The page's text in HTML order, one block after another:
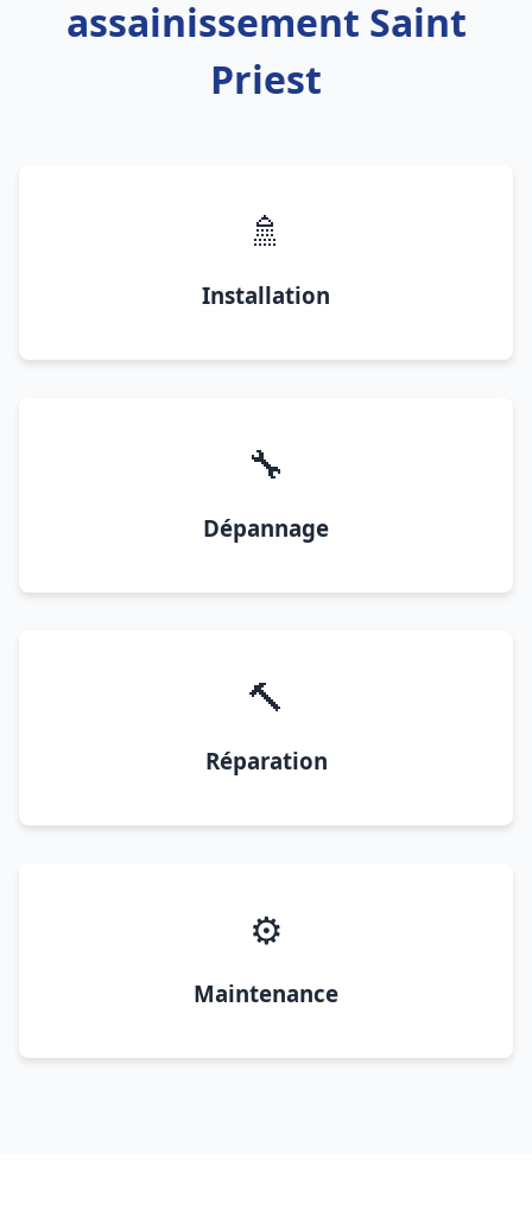
assainissement Saint
Priest
🚿
Installation
🔧
Dépannage
🔨
Réparation
⚙️
Maintenance